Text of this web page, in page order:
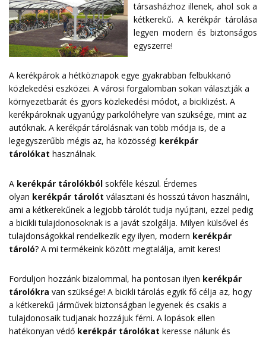
társasházhoz illenek, ahol sok a
kétkerekű. A kerékpár tárolása
legyen modern és biztonságos
egyszerre!
A kerékpárok a hétköznapok egye gyakrabban felbukkanó
közlekedési eszközei. A városi forgalomban sokan választják a
környezetbarát és gyors közlekedési módot, a biciklizést. A
kerékpároknak ugyanúgy parkolóhelyre van szüksége, mint az
autóknak. A kerékpár tárolásnak van több módja is, de a
legegyszerűbb mégis az, ha közösségi kerékpár
tárolókat használnak.
A kerékpár tárolókból sokféle készül. Érdemes
olyan kerékpár tárolót választani és hosszú távon használni,
ami a kétkerekűnek a legjobb tárolót tudja nyújtani, ezzel pedig
a bicikli tulajdonosoknak is a javát szolgálja. Milyen külsővel és
tulajdonságokkal rendelkezik egy ilyen, modern kerékpár
tároló? A mi termékeink között megtalálja, amit keres!
Forduljon hozzánk bizalommal, ha pontosan ilyen kerékpár
tárolókra van szüksége! A bicikli tárolás egyik fő célja az, hogy
a kétkerekű járművek biztonságban legyenek és csakis a
tulajdonosaik tudjanak hozzájuk férni. A lopások ellen
hatékonyan védő kerékpár tárolókat keresse nálunk és